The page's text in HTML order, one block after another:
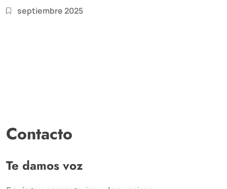
septiembre 2025
Contacto
Te damos voz